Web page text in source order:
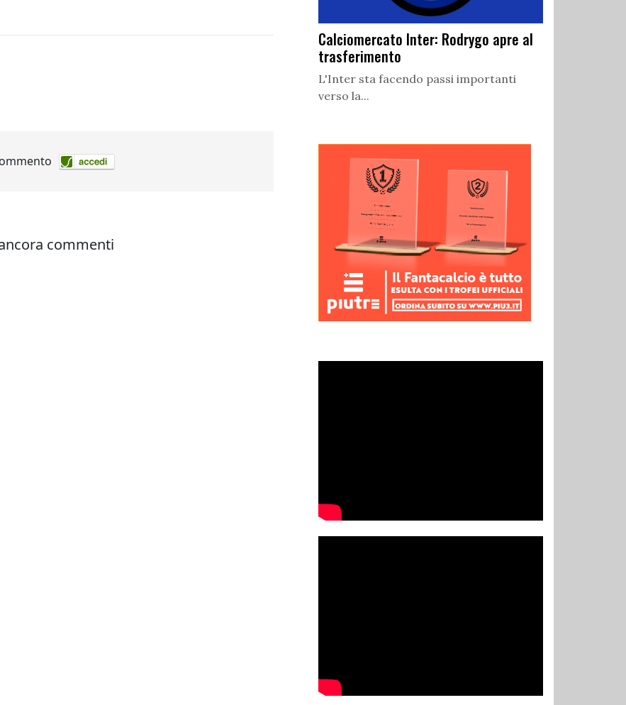
Calciomercato Inter: Rodrygo apre al
trasferimento
L'Inter sta facendo passi importanti
verso la...